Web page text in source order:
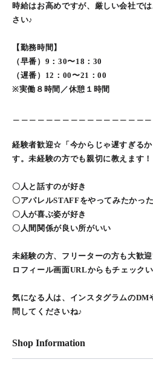
時給はお高めですが、厳しい会社で
さい♪
【勤務時間】
（早番）9：30〜18：30
（遅番）12：00〜21：00
※実働８時間／休憩１時間
経験者歓迎☆「今からじゃ遅すぎる
す。未経験の方でも親切に教えます
〇人と話すのが好き
〇アパレルSTAFFをやってみたかった
〇人が喜ぶ姿が好き
〇人間関係が良い所がいい
未経験の方、フリーターの方も大歓
ロフィール画面URLからもチェックい
気になる人は、インスタグラムのDM
問してくださいね♪
Shop Information